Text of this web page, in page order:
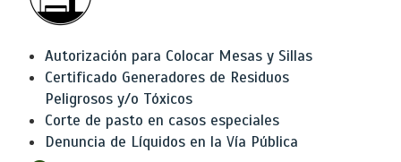
Autorización para Colocar Mesas y Sillas
Certificado Generadores de Residuos
Peligrosos y/o Tóxicos
Corte de pasto en casos especiales
Denuncia de Líquidos en la Vía Pública